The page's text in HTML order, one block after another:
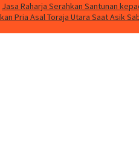
Jasa Raharja Serahkan Santunan
Pria Asal Toraja Utara Saat Asik